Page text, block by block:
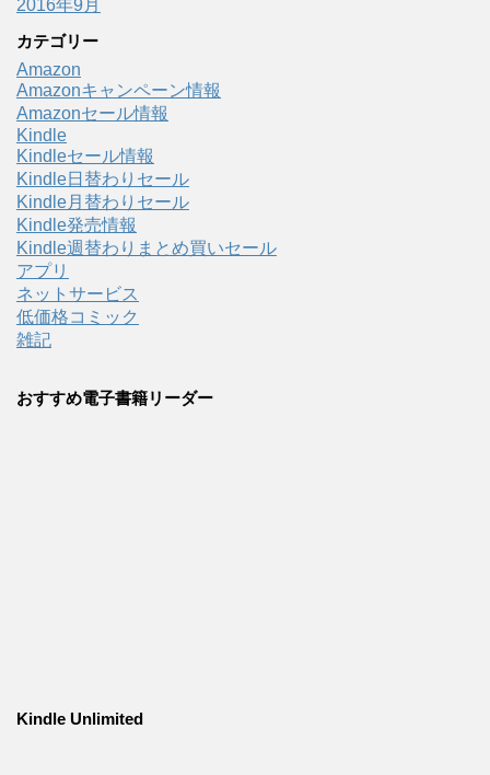
2016年9月
カテゴリー
Amazon
Amazonキャンペーン情報
Amazonセール情報
Kindle
Kindleセール情報
Kindle日替わりセール
Kindle月替わりセール
Kindle発売情報
Kindle週替わりまとめ買いセール
アプリ
ネットサービス
低価格コミック
雑記
おすすめ電子書籍リーダー
Kindle Unlimited